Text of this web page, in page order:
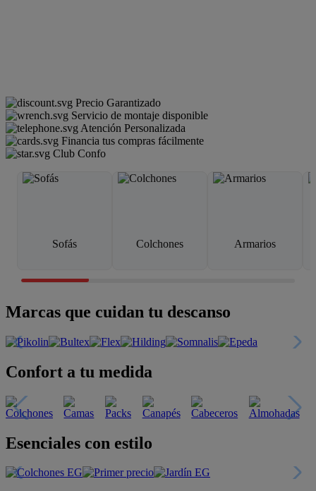
Precio Garantizado
Servicio de montaje disponible
Atención Personalizada
Financia tus compras fácilmente
Club Confo
Sofás Colchones Armarios
Marcas que cuidan tu descanso
Confort a tu medida
Esenciales con estilo